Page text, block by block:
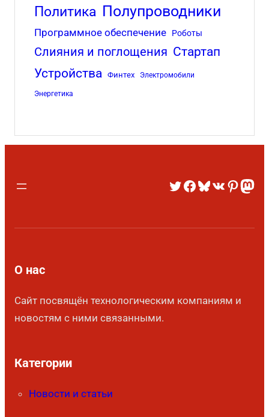
Политика Полупроводники
Программное обеспечение Роботы
Слияния и поглощения Стартап
Устройства
Финтех Электромобили
Энергетика
О нас
Сайт посвящён технологическим компаниям и
новостям с ними связанными.
Категории
Новости и статьи